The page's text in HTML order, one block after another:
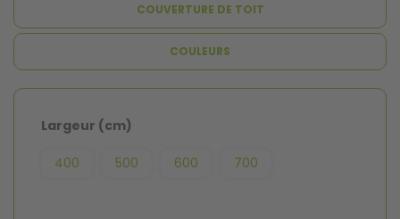
COUVERTURE DE TOIT
COULEURS
Largeur (cm)
400 500 600 700